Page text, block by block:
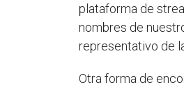
plataforma de
nombres de
representativo de
Otra forma de